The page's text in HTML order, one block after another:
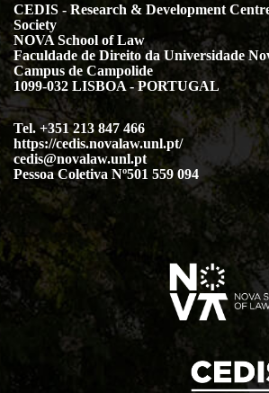
CEDIS - Research & Development
Society
NOVA School of Law
Faculdade de Direito da Universidade
Campus de Campolide
1099-032 LISBOA - PORTUGAL
Tel. +351 213 847 466
https://cedis.novalaw.unl.pt/
cedis@novalaw.unl.pt
Pessoa Coletiva Nº501 559 094